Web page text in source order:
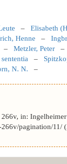
– Elisabeth
Henne –
– Metzler, Peter
sententia –
N. N. –
in:
pagination/11/